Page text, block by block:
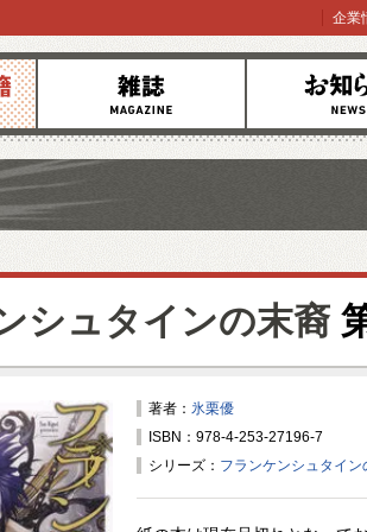
雑誌 お知らせ
企業
シュタインの末裔
著者： 氷栗優
ISBN：978-4-253-27196-7
シリーズ： フランケンシュタイン